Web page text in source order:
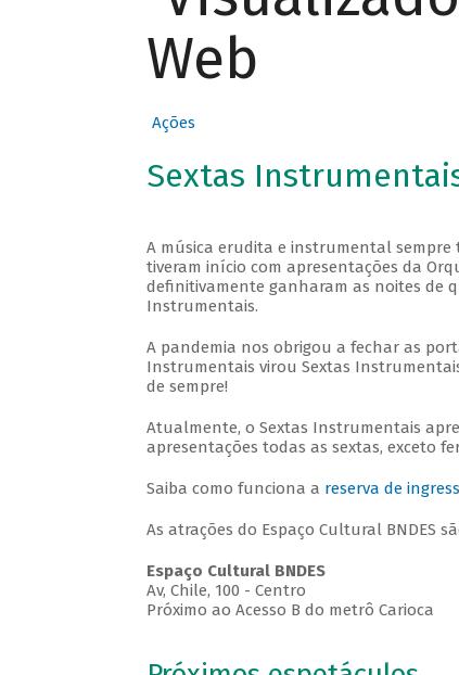
Web
Ações
Sextas
A música erudita e instrumental sempre
tiveram início com apresentações da
definitivamente ganharam as noites de
Instrumentais.
A pandemia nos obrigou a fechar as
Instrumentais virou Sextas
de sempre!
Atualmente, o Sextas Instrumentais
apresentações todas as sextas, exceto
Saiba como funciona a reserva de
As atrações do Espaço Cultural BNDES
Espaço Cultural BNDES
Av, Chile, 100 - Centro
Próximo ao Acesso B do metrô Carioca